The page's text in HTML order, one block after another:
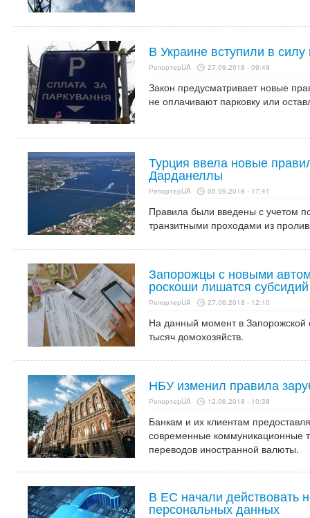
В Украине вступили в
РепортерUA 27.09.2018 - 09:49
Закон предусматривает новые
не оплачивают парковку или
Турция ввела новые
Дарданеллы
РепортерUA 05.09.2018 - 17:41
Правила были введены с учетом
транзитными проходами из
Запорожцы с новыми
роскоши лишатся субсидий
РепортерUA 27.06.2018 - 12:10
На данный момент в Запорожской
тысяч домохозяйств.
НБУ изменил правила
РепортерUA 12.06.2018 - 10:38
Банкам и их клиентам
современные коммуникационные
переводов иностранной валюты.
В ЕС начали действовать
персональных данных